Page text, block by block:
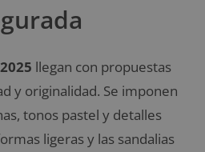
llegan con propuestas
y originalidad. Se imponen
tonos pastel y detalles
ligeras y las sandalias